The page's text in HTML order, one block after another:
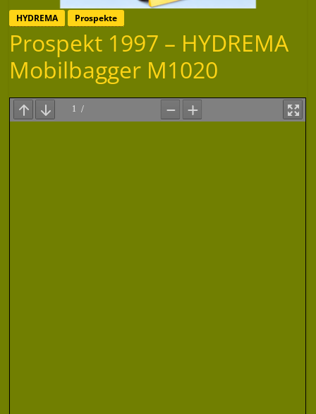
HYDREMA Prospekte
Prospekt 1997 – HYDREMA
Mobilbagger M1020